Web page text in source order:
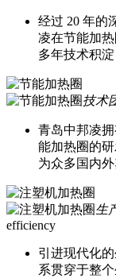
经过 20 年的
凌在节能加
多年技术积淀
技术
青岛中邦凌
能加热圈的
为众多国内
生
efficiency
引进现代化
系贯穿于整